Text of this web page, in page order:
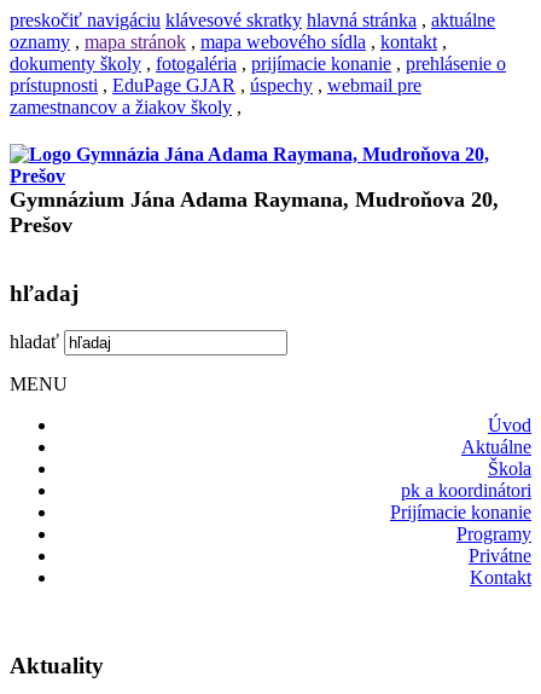
preskočiť navigáciu klávesové skratky hlavná stránka , aktuálne
oznamy , mapa stránok , mapa webového sídla , kontakt ,
dokumenty školy , fotogaléria , prijímacie konanie , prehlásenie o
prístupnosti , EduPage GJAR , úspechy , webmail pre
zamestnancov a žiakov školy ,
Gymnázium Jána Adama Raymana, Mudroňova 20,
Prešov
hľadaj
hladať
MENU
Úvod
Aktuálne
Škola
pk a koordinátori
Prijímacie konanie
Programy
Privátne
Kontakt
Aktuality